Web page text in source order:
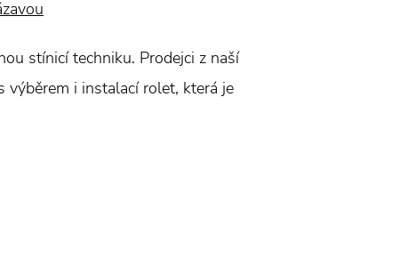
stínicí techniku. Prodejci z naší
výběrem i instalací rolet, která je